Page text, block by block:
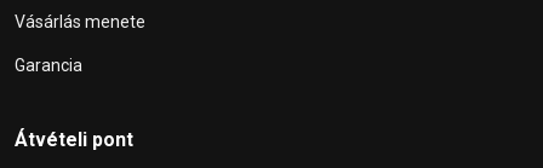
Vásárlás menete
Garancia
Átvételi pont